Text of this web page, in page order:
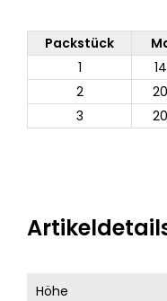
Packstück
1
2
3
Höhe